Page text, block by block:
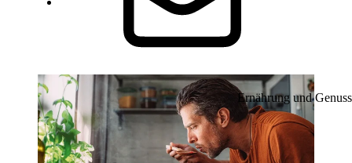
Ernährung und Genuss